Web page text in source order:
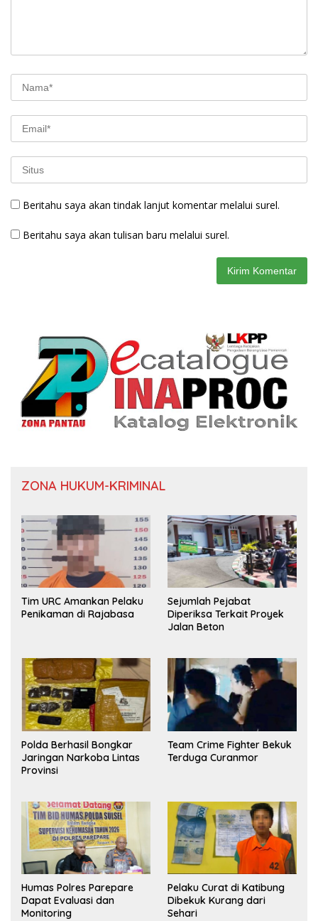
Beritahu saya akan tindak lanjut komentar melalui surel.
Beritahu saya akan tulisan baru melalui surel.
ZONA HUKUM-KRIMINAL
Tim URC Amankan Pelaku
Penikaman di Rajabasa
Sejumlah Pejabat
Diperiksa Terkait Proyek
Jalan Beton
Polda Berhasil Bongkar
Jaringan Narkoba Lintas
Provinsi
Team Crime Fighter Bekuk
Terduga Curanmor
Humas Polres Parepare
Dapat Evaluasi dan
Monitoring
Pelaku Curat di Katibung
Dibekuk Kurang dari
Sehari